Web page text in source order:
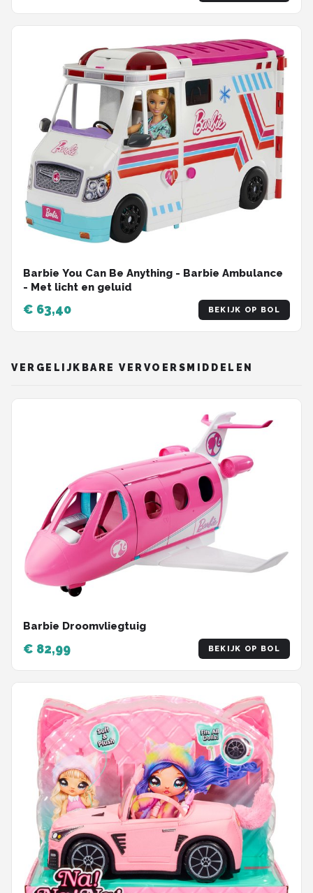
Barbie You Can Be Anything - Barbie Ambulance
- Met licht en geluid
€ 63,40 BEKIJK OP BOL
VERGELIJKBARE VERVOERSMIDDELEN
Barbie Droomvliegtuig
€ 82,99 BEKIJK OP BOL